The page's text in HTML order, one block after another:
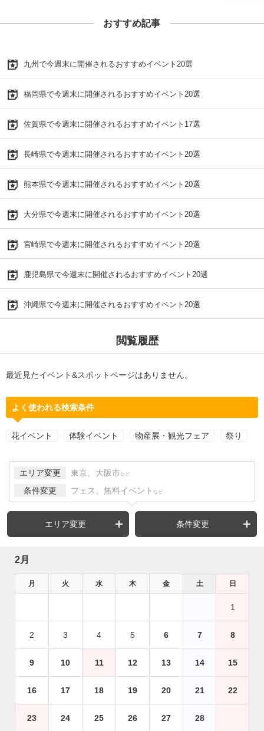
おすすめ記事
九州で今週末に開催されるおすすめイベント20選
福岡県で今週末に開催されるおすすめイベント20選
佐賀県で今週末に開催されるおすすめイベント17選
長崎県で今週末に開催されるおすすめイベント20選
熊本県で今週末に開催されるおすすめイベント20選
大分県で今週末に開催されるおすすめイベント20選
宮崎県で今週末に開催されるおすすめイベント20選
鹿児島県で今週末に開催されるおすすめイベント20選
沖縄県で今週末に開催されるおすすめイベント20選
閲覧履歴
最近見たイベント&スポットページはありません。
よく使われる検索条件
花イベント 体験イベント 物産展・観光フェア 祭り
エリア変更 東京、大阪市 など
条件変更 フェス、無料イベント など
エリア変更 条件変更
2月
月 火 水 木 金 土 日
1
2 3 4 5 6 7 8
9 10 11 12 13 14 15
16 17 18 19 20 21 22
23 24 25 26 27 28